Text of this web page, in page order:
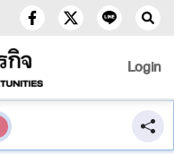
Login